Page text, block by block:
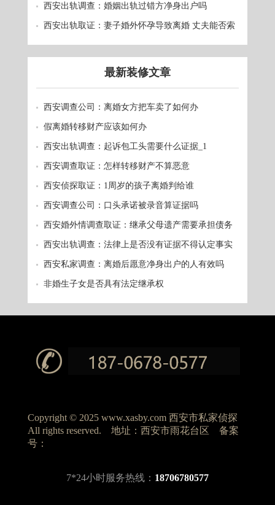
西安出轨调查：婚姻出轨过错方净身出户吗
西安出轨取证：妻子婚外怀孕导致离婚 丈夫能否索
赔？
最新装修文章
西安调查公司：离婚女方把车卖了如何办
假离婚转移财产应该如何办
西安出轨调查：起诉包工头需要什么证据_1
西安调查取证：怎样转移财产不算恶意
西安侦探取证：1周岁的孩子离婚判给谁
西安调查公司：口头承诺被录音算证据吗
西安婚外情调查取证：继承父母遗产需要承担债务
吗
西安出轨调查：法律上是否没有证据不得认定事实
西安私家调查：离婚后愿意净身出户的人有效吗
非婚生子女是否具有法定继承权
Copyright © 2025 www.xasby.com 西安市私家侦探
All rights reserved. 地址：西安市雨花台区 备案
号：
7*24小时服务热线： 18706780577